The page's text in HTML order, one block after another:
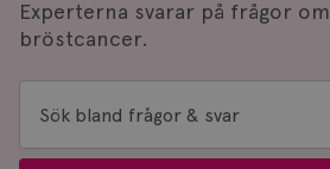
Experterna svarar på frågor
bröstcancer.
Sök
bland